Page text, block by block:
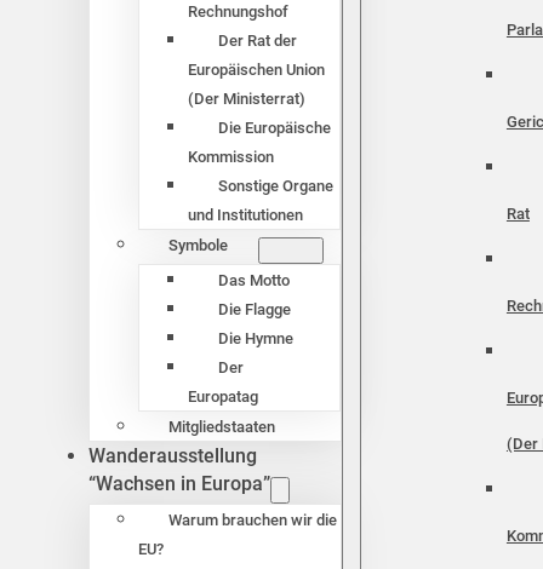
Rechnungshof
Der Rat der
Europäischen Union
(Der Ministerrat)
Die Europäische
Kommission
Sonstige Organe
und Institutionen
Symbole
Das Motto
Die Flagge
Die Hymne
Der
Europatag
Mitgliedstaaten
Wanderausstellung
“Wachsen in Europa”
Warum brauchen wir die
EU?
Rat
(Der